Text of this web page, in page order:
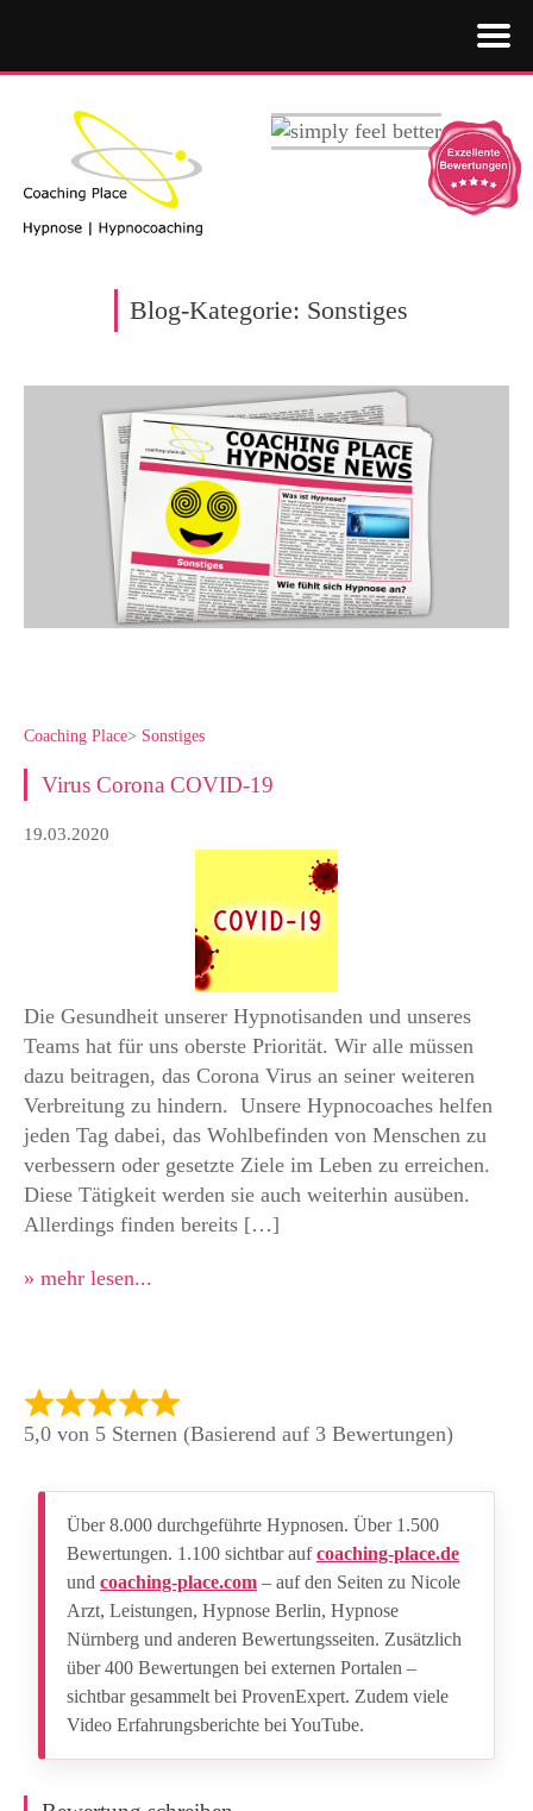
Blog-Kategorie: Sonstiges
Coaching Place> Sonstiges
Virus Corona COVID-19
19.03.2020
Die Gesundheit unserer Hypnotisanden und unseres
Teams hat für uns oberste Priorität. Wir alle müssen
dazu beitragen, das Corona Virus an seiner weiteren
Verbreitung zu hindern. Unsere Hypnocoaches helfen
jeden Tag dabei, das Wohlbefinden von Menschen zu
verbessern oder gesetzte Ziele im Leben zu erreichen.
Diese Tätigkeit werden sie auch weiterhin ausüben.
Allerdings finden bereits […]
» mehr lesen...
5,0 von 5 Sternen (Basierend auf 3 Bewertungen)
Über 8.000 durchgeführte Hypnosen. Über 1.500
Bewertungen. 1.100 sichtbar aufcoaching-place.de
und coaching-place.com – auf den Seiten zu Nicole
Arzt, Leistungen, Hypnose Berlin, Hypnose
Nürnberg und anderen Bewertungsseiten. Zusätzlich
über 400 Bewertungen bei externen Portalen –
sichtbar gesammelt bei ProvenExpert. Zudem viele
Video Erfahrungsberichte bei YouTube.